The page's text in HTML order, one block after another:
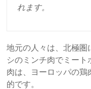
れます。
地元の人々は、北極圏
シのミンチ肉でミー
肉は、ヨーロッパの
的です。